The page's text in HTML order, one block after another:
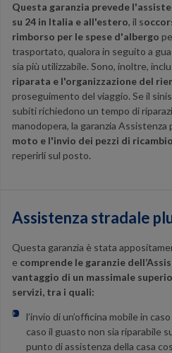
Questa garanzia prevede
su 24 in Italia e all'estero, il s
rimborso per le spese d'albergo
trasportato, qualora in seguito a
sia più utilizzabile. Sono, inoltre,
riparata e l'organizzazione del
proseguimento del viaggio. Se il
subiti richiedono un tempo di
manodopera, la garanzia Assistenza
moto e l'invio dei pezzi di ricambio
reperirli sul posto.
Assistenza stradale
Questa garanzia è stata
e comprende le garanzie
vantaggio di un massimale
servizi, tra i quali:
l’invio di un’officina mobile in
caso il guasto non sia riparabile
punto di assistenza della casa